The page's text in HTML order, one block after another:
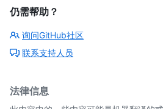
仍需帮助？
询问GitHub社区
联系支持人员
法律信息